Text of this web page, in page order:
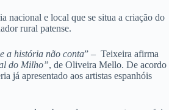
nacional e local que se situa a criação do
rural patense.
a história não conta” – Teixeira afirma
do Milho”, de Oliveira Mello. De acordo
já apresentado aos artistas espanhóis